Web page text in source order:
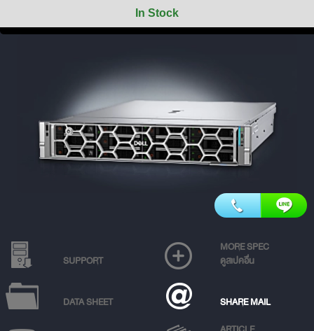
In Stock
SUPPORT
MORE SPEC
ดูสเปคอื่น
DATA SHEET SHARE MAIL